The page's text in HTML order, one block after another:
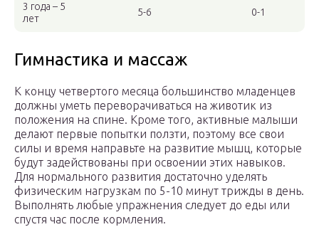
3 года – 5
лет
5-6 0-1
Гимнастика и массаж
К концу четвертого месяца большинство младенцев
должны уметь переворачиваться на животик из
положения на спине. Кроме того, активные малыши
делают первые попытки ползти, поэтому все свои
силы и время направьте на развитие мышц, которые
будут задействованы при освоении этих навыков.
Для нормального развития достаточно уделять
физическим нагрузкам по 5-10 минут трижды в день.
Выполнять любые упражнения следует до еды или
спустя час после кормления.